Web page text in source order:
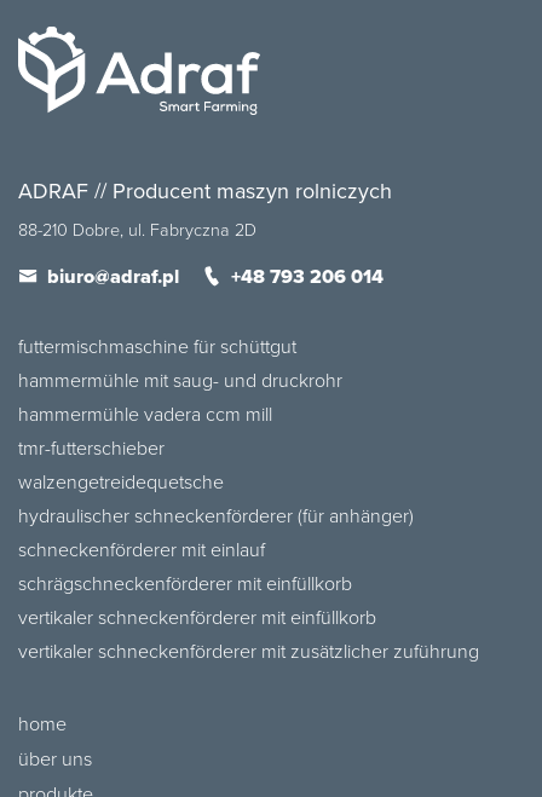
ADRAF // Producent maszyn rolniczych
88-210 Dobre, ul. Fabryczna 2D
biuro@adraf.pl +48 793 206 014
home
über uns
futtermischmaschine für schüttgut
hammermühle mit saug- und druckrohr
hammermühle vadera ccm mill
tmr-futterschieber
walzengetreidequetsche
hydraulischer schneckenförderer (für anhänger)
schneckenförderer mit einlauf
schrägschneckenförderer mit einfüllkorb
vertikaler schneckenförderer mit einfüllkorb
vertikaler schneckenförderer mit zusätzlicher zuführung